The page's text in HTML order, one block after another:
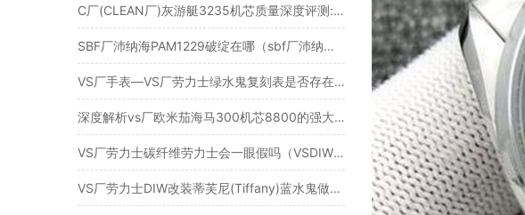
C厂(CLEAN厂)灰游艇3235机芯质量深度评测:C厂灰游艇值得入手吗？
SBF厂沛纳海PAM1229破绽在哪（sbf厂沛纳海1229怎么样）
VS厂手表—VS厂劳力士绿水鬼复刻表是否存在破绽
深度解析vs厂欧米茄海马300机芯8800的强大稳定性
VS厂劳力士碳纤维劳力士会一眼假吗（VSDIW版碳纤维水鬼有破绽吗）
VS厂劳力士DIW改装蒂芙尼(Tiffany)蓝水鬼做工细节评测